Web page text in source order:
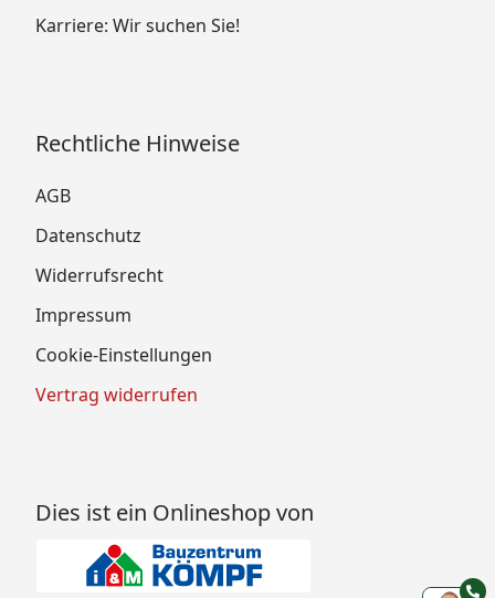
Karriere: Wir suchen Sie!
Rechtliche Hinweise
AGB
Datenschutz
Widerrufsrecht
Impressum
Cookie-Einstellungen
Vertrag widerrufen
Dies ist ein Onlineshop von